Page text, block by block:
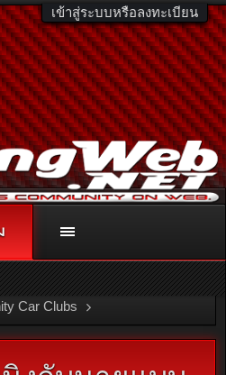
เข้าสู่ระบบหรือลงทะเบียน
หรือโทร. 081-811-1138
เอียดเพิ่มเติม คลิกที่นี่
Car Clubs